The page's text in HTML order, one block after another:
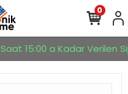
Saat 15:00 a Kadar Verilen
0